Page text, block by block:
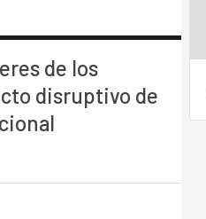
de los
disruptivo de